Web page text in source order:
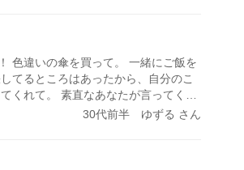
色違いの傘を買って。 一緒にご飯を
てるところはあったから、自分のこ
くれて。 素直なあなたが言ってくれ
んな人がいるけれど…それでもちゃん
30代前半 ゆずる さん